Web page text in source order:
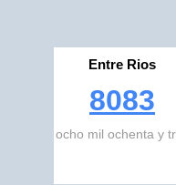
Entre Rios
8083
ocho mil ochenta y